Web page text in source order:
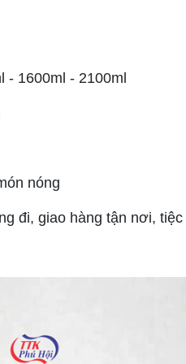
- 1600ml - 2100ml
nóng
đi, giao hàng tận nơi,